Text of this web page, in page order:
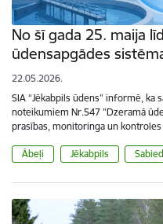
No šī gada 25. maija
ūdensapgādes
22.05.2026.
SIA “Jēkabpils ūdens” informē, ka
noteikumiem Nr.547 "Dzeramā
prasības, monitoringa un
Ābeļi Jēkabpils